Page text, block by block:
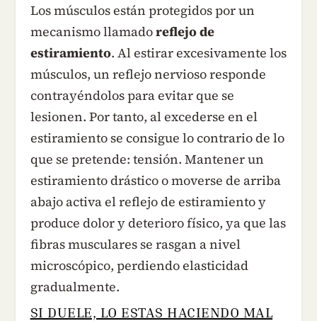
Los músculos están protegidos por un
mecanismo llamadoreflejo de
estiramiento. Al estirar excesivamente los
músculos, un reflejo nervioso responde
contrayéndolos para evitar que se
lesionen. Por tanto, al excederse en el
estiramiento se consigue lo contrario de lo
que se pretende: tensión. Mantener un
estiramiento drástico o moverse de arriba
abajo activa el reflejo de estiramiento y
produce dolor y deterioro físico, ya que las
fibras musculares se rasgan a nivel
microscópico, perdiendo elasticidad
gradualmente.
SI DUELE, LO ESTAS HACIENDO MAL